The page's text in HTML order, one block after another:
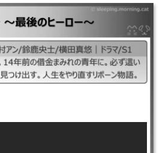
声を極めしIT社⾧。14年前の借金まみれの